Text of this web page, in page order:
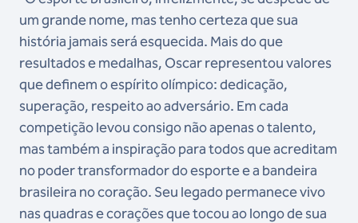
um grande nome, mas tenho certeza que sua
história jamais será esquecida. Mais do que
resultados e medalhas, Oscar representou valores
que definem o espírito olímpico: dedicação,
superação, respeito ao adversário. Em cada
competição levou consigo não apenas o talento,
mas também a inspiração para todos que acreditam
no poder transformador do esporte e a bandeira
brasileira no coração. Seu legado permanece vivo
nas quadras e corações que tocou ao longo de sua